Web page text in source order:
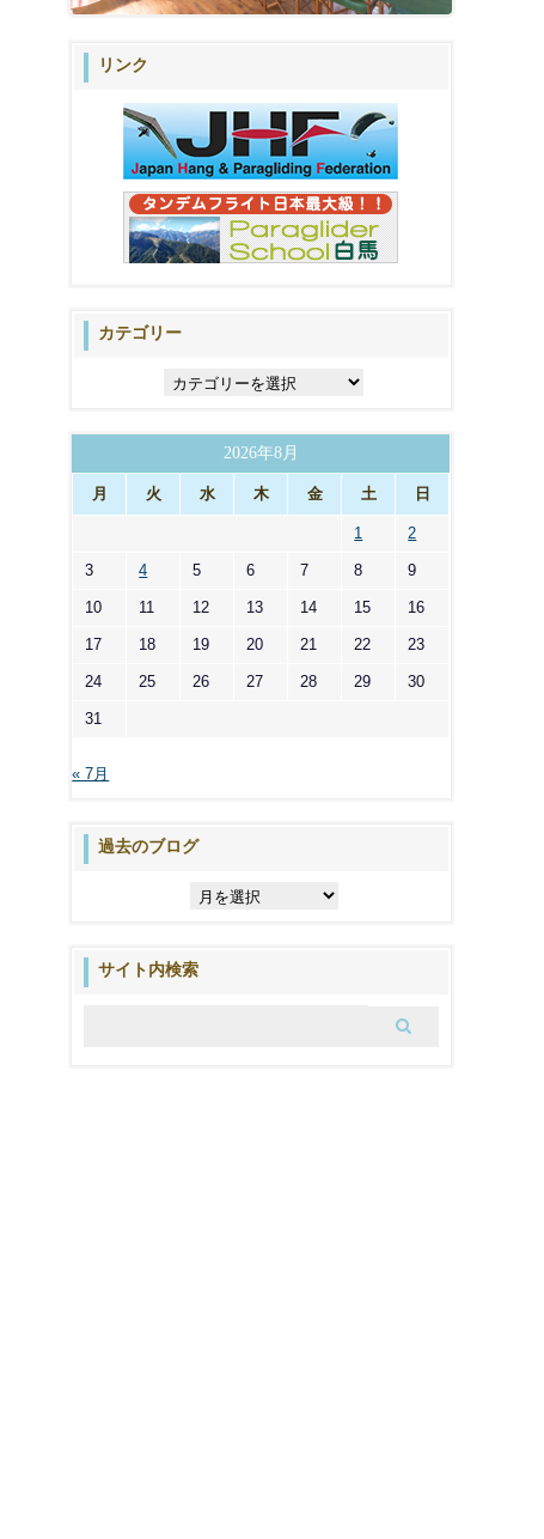
リンク
カテゴリー
ー
2026年8月
月 火 水 木 金 土 日
1 2
3 4 5 6 7 8 9
10 11 12 13 14 15 16
17 18 19 20 21 22 23
24 25 26 27 28 29 30
31
« 7月
過去のブログ
ブ
サイト内検索